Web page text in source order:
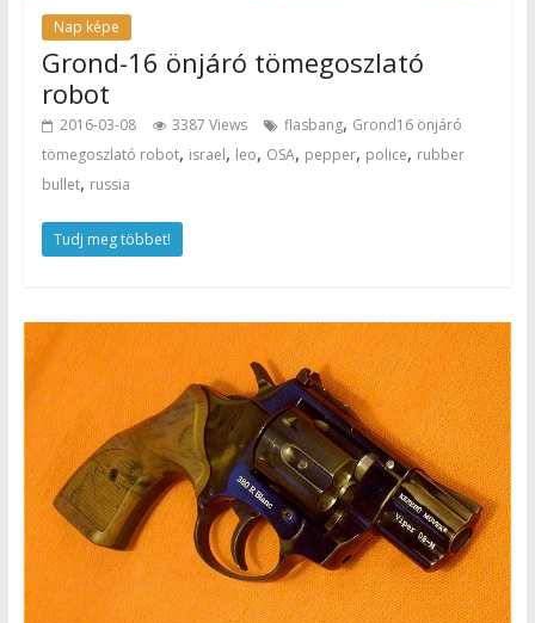
Nap képe
Grond-16 önjáró tömegoszlató
robot
2016-03-08 3387 Views flasbang, Grond16 önjáró
tömegoszlató robot, israel, leo, OSA, pepper, police, rubber
bullet, russia
Tudj meg többet!